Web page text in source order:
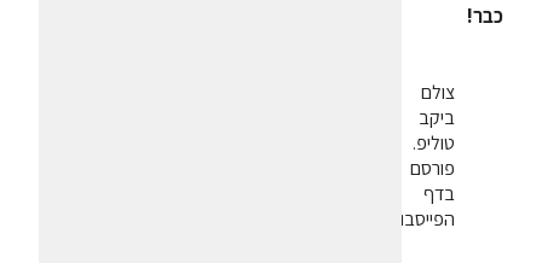
כבר!
צולם
ביקב
טוליפ.
פורסם
בדף
הפייסבוק